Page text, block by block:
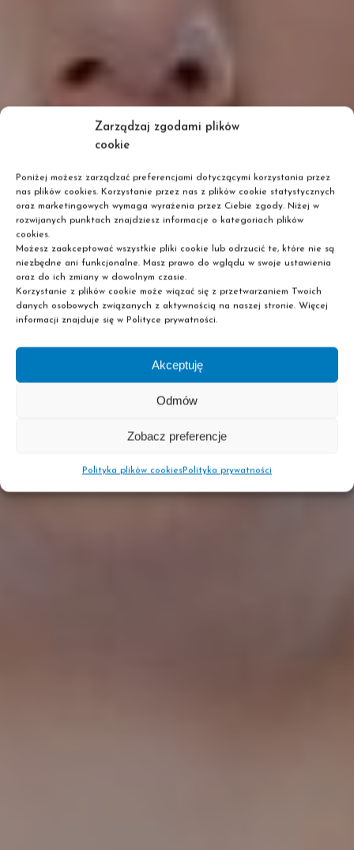
Zarządzaj zgodami plików
cookie
Poniżej możesz zarządzać preferencjami dotyczącymi korzystania przez
nas plików cookies. Korzystanie przez nas z plików cookie statystycznych
oraz marketingowych wymaga wyrażenia przez Ciebie zgody. Niżej w
rozwijanych punktach znajdziesz informacje o kategoriach plików
cookies.
Możesz zaakceptować wszystkie pliki cookie lub odrzucić te, które nie są
niezbędne ani funkcjonalne. Masz prawo do wglądu w swoje ustawienia
oraz do ich zmiany w dowolnym czasie.
Korzystanie z plików cookie może wiązać się z przetwarzaniem Twoich
danych osobowych związanych z aktywnością na naszej stronie. Więcej
informacji znajduje się w Polityce prywatności.
Akceptuję
Odmów
Zobacz preferencje
Polityka plików cookiesPolityka prywatności